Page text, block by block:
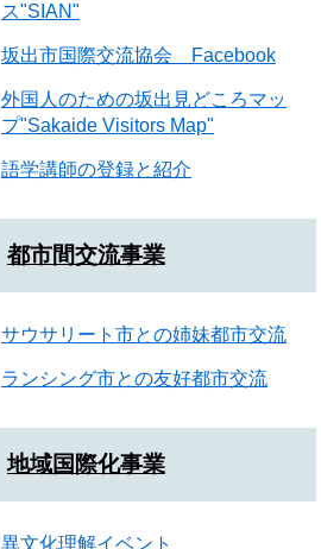
ス"SIAN"
坂出市国際交流協会 Facebook
外国人のための坂出見どころマッ
プ"Sakaide Visitors Map"
語学講師の登録と紹介
都市間交流事業
サウサリート市との姉妹都市交流
ランシング市との友好都市交流
地域国際化事業
異文化理解イベント